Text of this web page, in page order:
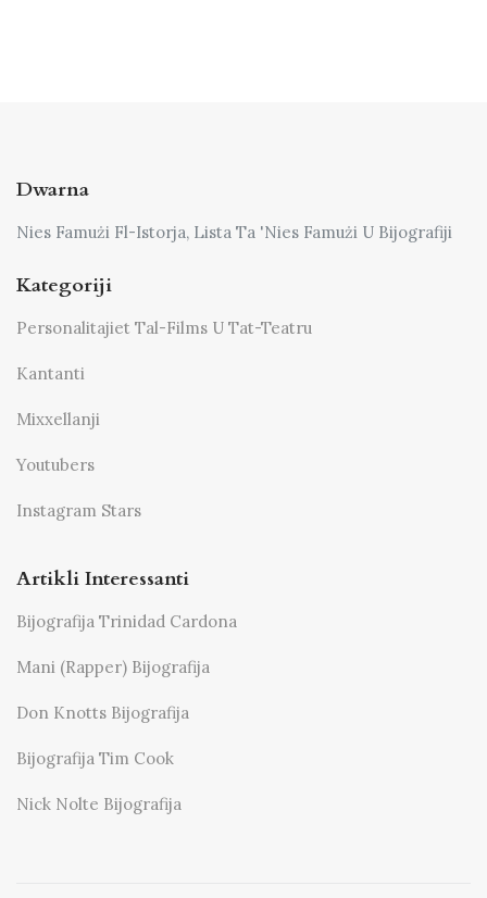
Dwarna
Nies Famużi Fl-Istorja, Lista Ta 'Nies Famużi U Bijografiji
Kategoriji
Personalitajiet Tal-Films U Tat-Teatru
Kantanti
Mixxellanji
Youtubers
Instagram Stars
Artikli Interessanti
Bijografija Trinidad Cardona
Mani (Rapper) Bijografija
Don Knotts Bijografija
Bijografija Tim Cook
Nick Nolte Bijografija